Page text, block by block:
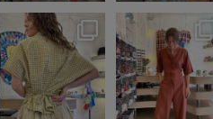
Blockprint skjorte fra
@janmachenhauer
...
3 1
Heldragten kan
bindes foran og
bagpå - så
7 1